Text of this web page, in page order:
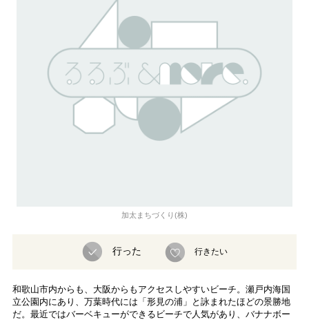
加太まちづくり(株)
行った 行きたい
和歌山市内からも、大阪からもアクセスしやすいビーチ。瀬戸内海国
立公園内にあり、万葉時代には「形見の浦」と詠まれたほどの景勝地
だ。最近ではバーベキューができるビーチで人気があり、バナナボー